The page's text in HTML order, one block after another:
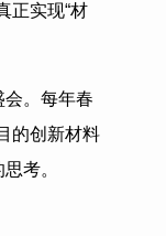
正实现“材
会。每年春
的创新材料
考。